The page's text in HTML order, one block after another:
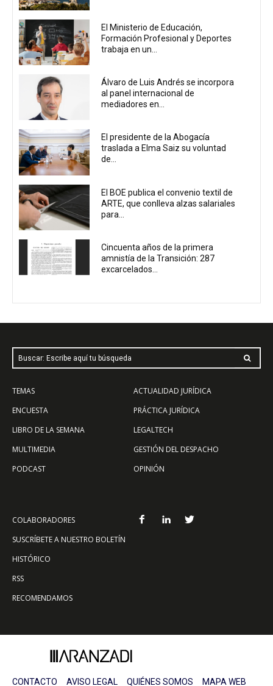
El Ministerio de Educación,
Formación Profesional y Deportes
trabaja en un...
Álvaro de Luis Andrés se incorpora
al panel internacional de
mediadores en...
El presidente de la Abogacía
traslada a Elma Saiz su voluntad
de...
El BOE publica el convenio textil de
ARTE, que conlleva alzas salariales
para...
Cincuenta años de la primera
amnistía de la Transición: 287
excarcelados...
Buscar: Escribe aquí tu búsqueda
TEMAS
ENCUESTA
LIBRO DE LA SEMANA
MULTIMEDIA
PODCAST
ACTUALIDAD JURÍDICA
PRÁCTICA JURÍDICA
LEGALTECH
GESTIÓN DEL DESPACHO
OPINIÓN
COLABORADORES
SUSCRÍBETE A NUESTRO BOLETÍN
HISTÓRICO
RSS
RECOMENDAMOS
CONTACTO AVISO LEGAL QUIÉNES SOMOS MAPA WEB